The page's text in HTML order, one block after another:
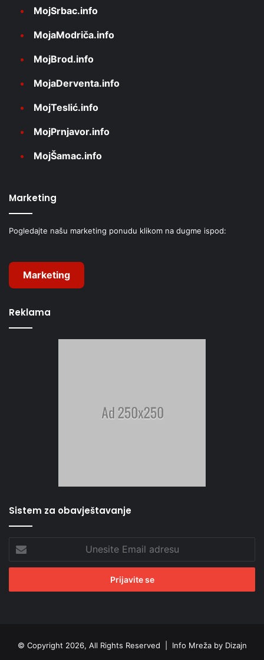
MojSrbac.info
MojaModriča.info
MojBrod.info
MojaDerventa.info
MojTeslić.info
MojPrnjavor.info
MojŠamac.info
Marketing
Pogledajte našu marketing ponudu klikom na dugme ispod:
Marketing
Reklama
Sistem za obavještavanje
Email
adresu
© Copyright 2026, All Rights Reserved | Info Mreža by Dizajn